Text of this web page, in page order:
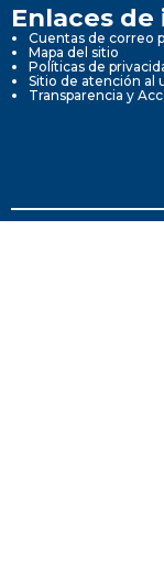
Enlaces
Cuentas de correo
Mapa del sitio
Políticas de
Sitio de atención al
Transparencia y